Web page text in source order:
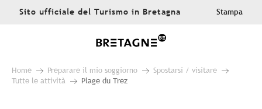
AllerSito ufficiale del Turismo in Bretagna Stampa
Home Preparare il mio soggiorno
Spostarsi / visitare
Tutte le attività
Plage du Trez